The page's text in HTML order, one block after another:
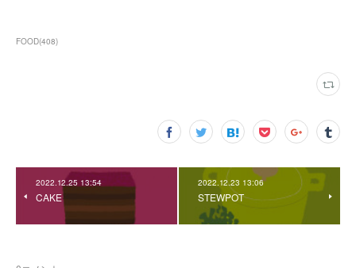
FOOD(408)
2022.12.25 13:54
CAKE
2022.12.23 13:06
STEWPOT